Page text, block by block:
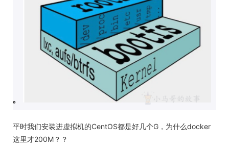
平时我们安装进虚拟机的CentOS都是好几个G，为什么docker
这里才200M？？